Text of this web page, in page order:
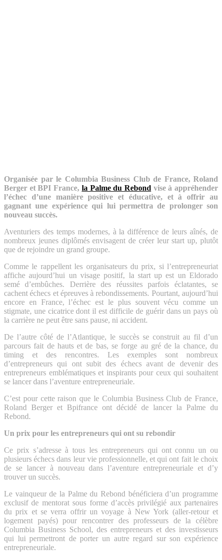
Organisée par le Columbia Business Club de France, Roland
Berger et BPI France, la Palme du Rebond vise à appréhender
l’échec d’une manière positive et éducative, et à offrir au
gagnant une expérience qui lui permettra de prolonger son
nouveau succès.
Aventuriers des temps modernes, à la différence de leurs aînés, de
nombreux jeunes diplômés envisagent de créer leur start up, plutôt
que de rejoindre un grand groupe.
Comme le rappellent les organisateurs du prix, si l’entrepreneuriat
affiche aujourd’hui un visage positif, la start up est un Eldorado
semé d’embûches. Derrière des réussites parfois éclatantes, se
cachent échecs et épreuves à rebondissements. Pourtant, aujourd’hui
encore en France, l’échec est le plus souvent vécu comme un
stigmate, une cicatrice dont il est difficile de guérir dans un pays où
la carrière ne peut être sans pause, ni accident.
De l’autre côté de l’Atlantique, le succès se construit au fil d’un
parcours fait de hauts et de bas, se forge au gré de la chance, du
timing et des rencontres. Les exemples sont nombreux
d’entrepreneurs qui ont subit des échecs avant de devenir des
entrepreneurs emblématiques et inspirants pour ceux qui souhaitent
se lancer dans l’aventure entrepreneuriale.
C’est pour cette raison que le Columbia Business Club de France,
Roland Berger et Bpifrance ont décidé de lancer la Palme du
Rebond.
Un prix pour les entrepreneurs qui ont su rebondir
Ce prix s’adresse à tous les entrepreneurs qui ont connu un ou
plusieurs échecs dans leur vie professionnelle, et qui ont fait le choix
de se lancer à nouveau dans l’aventure entrepreneuriale et d’y
trouver un succès.
Le vainqueur de la Palme du Rebond bénéficiera d’un programme
exclusif de mentorat sous forme d’accès privilégié aux partenaires
du prix et se verra offrir un voyage à New York (aller-retour et
logement payés) pour rencontrer des professeurs de la célèbre
Columbia Business School, des entrepreneurs et des investisseurs
qui lui permettront de porter un autre regard sur son expérience
entrepreneuriale.